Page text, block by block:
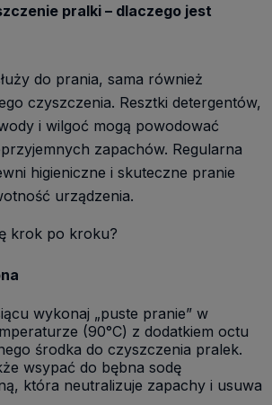
pralki – dlaczego jest
do prania, sama również
czyszczenia. Resztki detergentów,
i wilgoć mogą powodować
zapachów. Regularna
higieniczne i skuteczne pranie
urządzenia.
krok po kroku?
wykonaj „puste pranie” w
(90°C) z dodatkiem octu
środka do czyszczenia pralek.
wsypać do bębna sodę
która neutralizuje zapachy i usuwa